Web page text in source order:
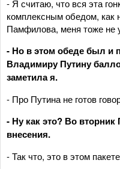
- Я считаю, что вся эта
комплексным обедом, как
Памфилова, меня тоже не
- Но в этом обеде был и
Владимиру Путину
заметила я.
- Про Путина не готов
- Ну как это? Во
внесения.
- Так что, это в этом